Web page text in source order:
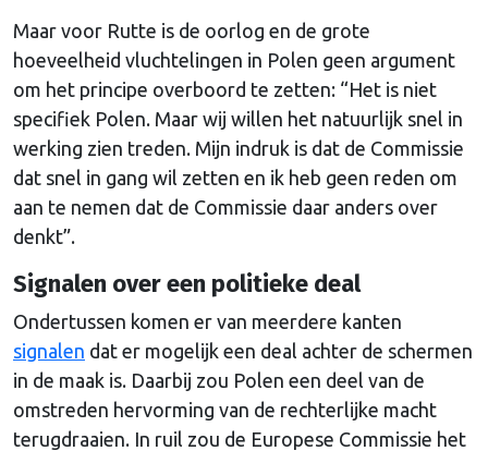
Maar voor Rutte is de oorlog en de grote
hoeveelheid vluchtelingen in Polen geen argument
om het principe overboord te zetten: “Het is niet
specifiek Polen. Maar wij willen het natuurlijk snel in
werking zien treden. Mijn indruk is dat de Commissie
dat snel in gang wil zetten en ik heb geen reden om
aan te nemen dat de Commissie daar anders over
denkt”.
Signalen over een politieke deal
Ondertussen komen er van meerdere kanten
signalen dat er mogelijk een deal achter de schermen
in de maak is. Daarbij zou Polen een deel van de
omstreden hervorming van de rechterlijke macht
terugdraaien. In ruil zou de Europese Commissie het